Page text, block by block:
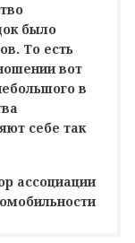
было
То есть
вот
в
себе так
ассоциации